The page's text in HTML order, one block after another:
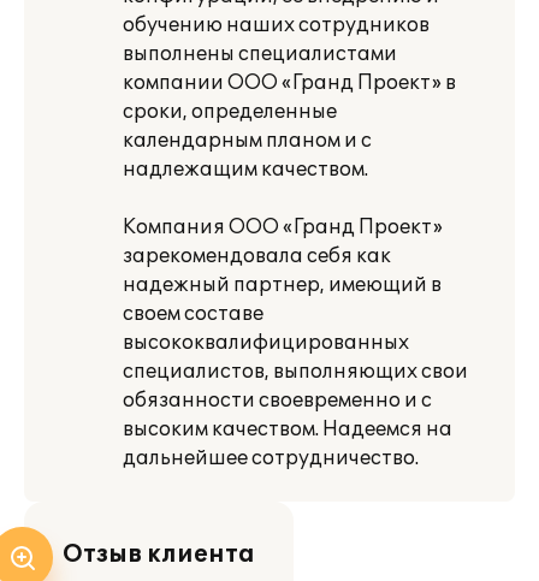
обучению наших сотрудников
выполнены специалистами
компании ООО «Гранд Проект» в
сроки, определенные
календарным планом и с
надлежащим качеством.
Компания ООО «Гранд Проект»
зарекомендовала себя как
надежный партнер, имеющий в
своем составе
высококвалифицированных
специалистов, выполняющих свои
обязанности своевременно и с
высоким качеством. Надеемся на
дальнейшее сотрудничество.
Отзыв клиента